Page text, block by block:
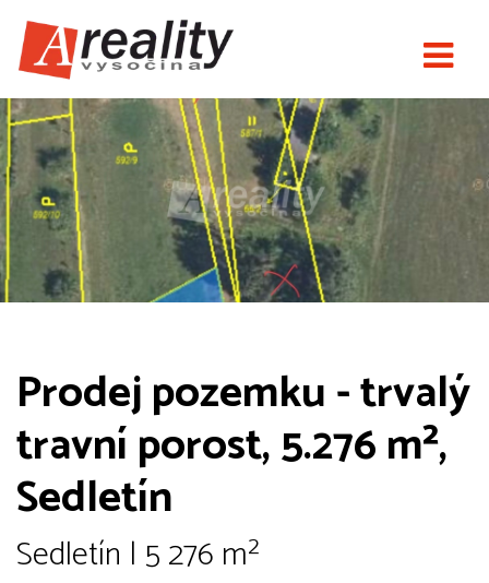
Prodej pozemku - trvalý
travní porost, 5.276 m²,
Sedletín
Sedletín | 5 276 m²